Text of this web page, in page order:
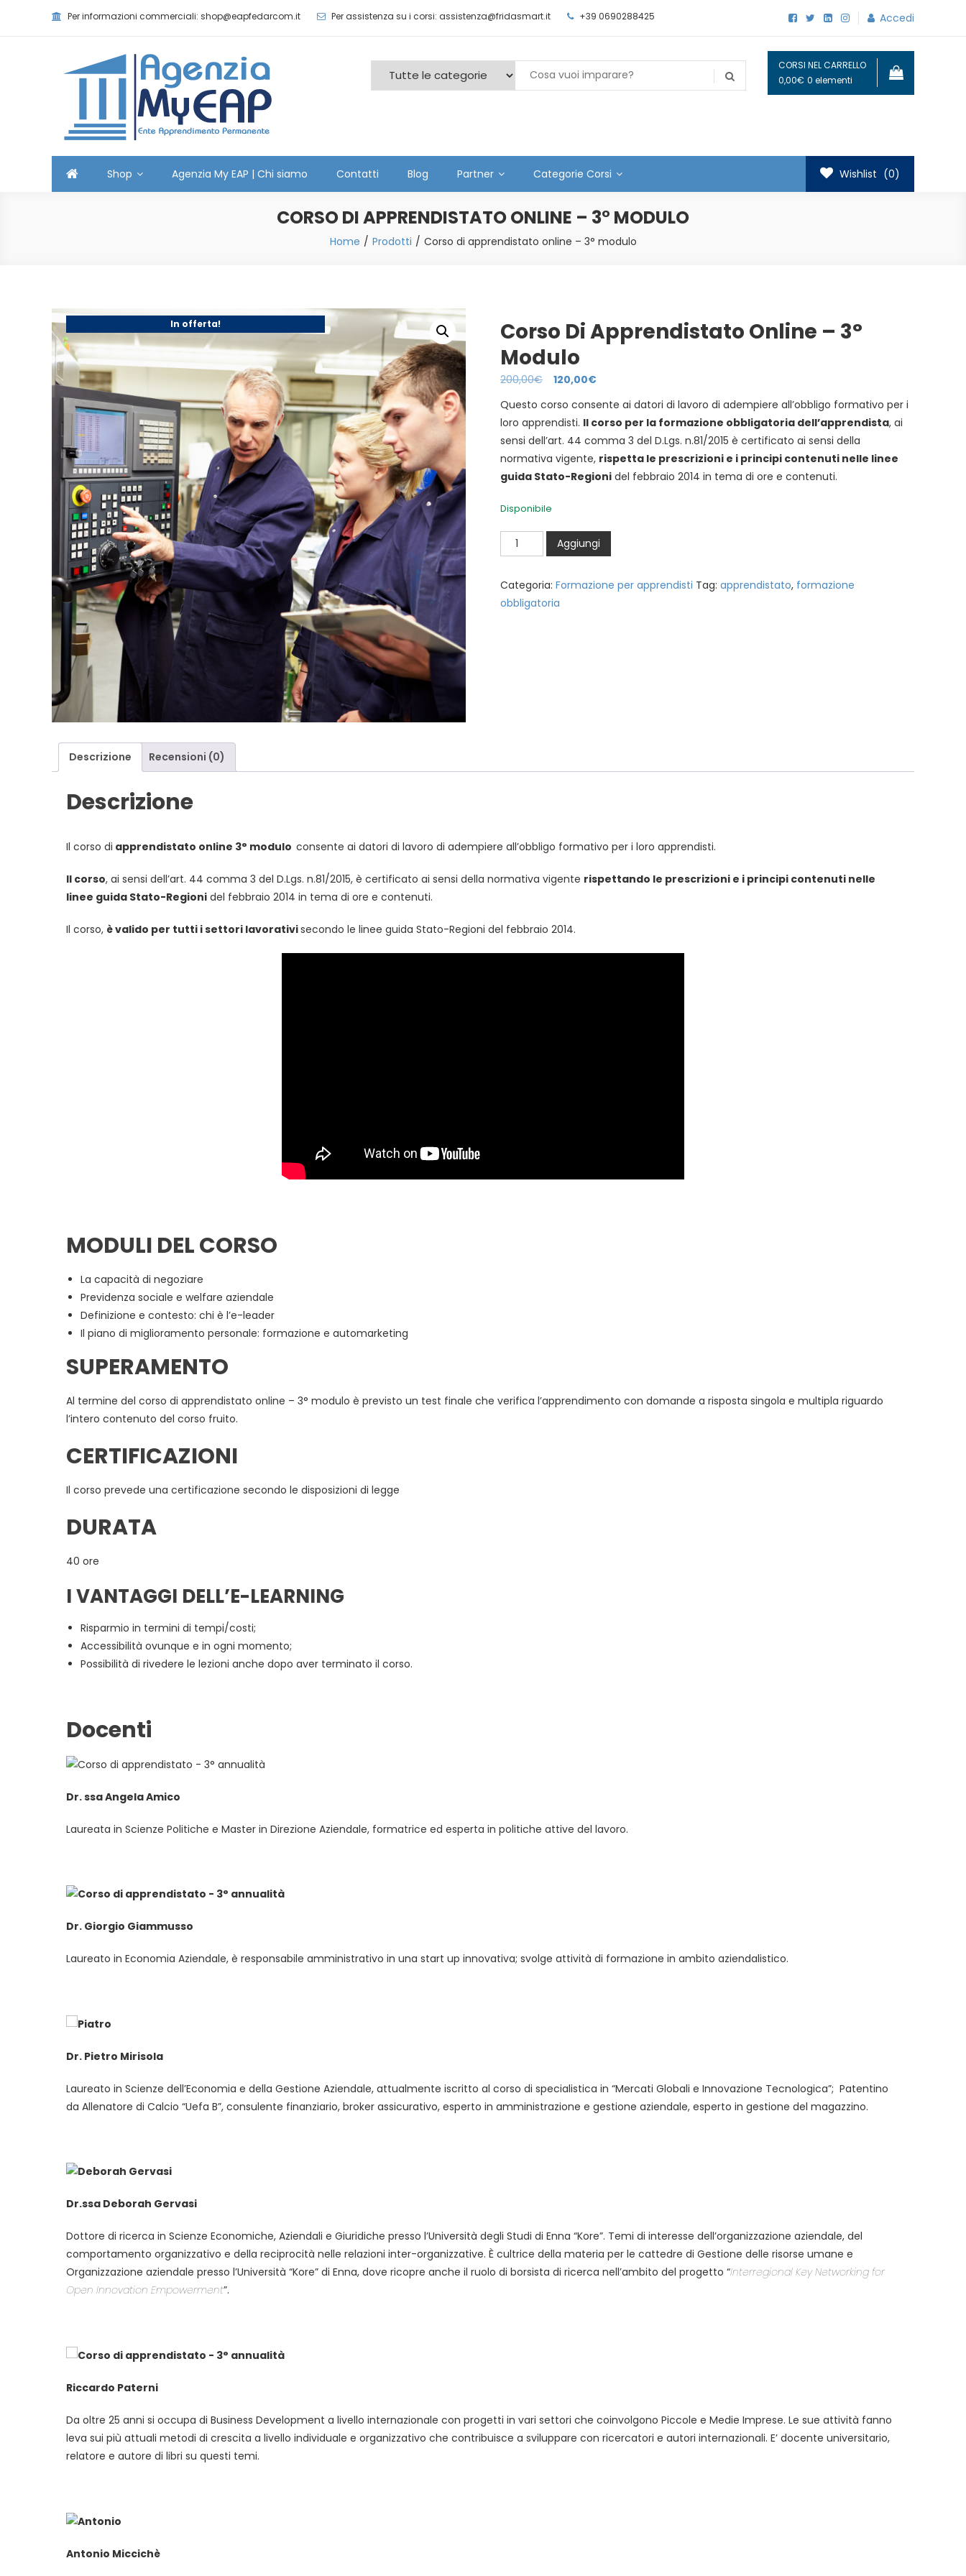
Per informazioni commerciali: shop@eapfedarcom.it Per assistenza su i corsi: assistenza@fridasmart.it +39 0690288425 Accedi
Agenzia MyEAP
CORSI NEL CARRELLO
0,00€ 0 elementi
Shop Agenzia My EAP | Chi siamo Contatti Blog Partner Categorie Corsi Wishlist (0)
CORSO DI APPRENDISTATO ONLINE – 3° MODULO
Home Prodotti Corso di apprendistato online – 3° modulo
In offerta!
Corso Di Apprendistato Online – 3°
Modulo
200,00€ 120,00€
Questo corso consente ai datori di lavoro di adempiere all’obbligo formativo per i
loro apprendisti. Il corso per la formazione obbligatoria dell’apprendista, ai
sensi dell’art. 44 comma 3 del D.Lgs. n.81/2015 è certificato ai sensi della
normativa vigente, rispetta le prescrizioni e i principi contenuti nelle linee
guida Stato-Regioni del febbraio 2014 in tema di ore e contenuti.
Disponibile
Corso
di
online
-
Aggiungi
Categoria: Formazione per apprendisti Tag: apprendistato, formazione
obbligatoria
Descrizione Recensioni (0)
Descrizione
Il corso di apprendistato online 3° modulo consente ai datori di lavoro di adempiere all’obbligo formativo per i loro apprendisti.
Il corso, ai sensi dell’art. 44 comma 3 del D.Lgs. n.81/2015, è certificato ai sensi della normativa vigente rispettando le prescrizioni e i principi contenuti nelle
linee guida Stato-Regioni del febbraio 2014 in tema di ore e contenuti.
Il corso, è valido per tutti i settori lavorativisecondo le linee guida Stato-Regioni del febbraio 2014.
MODULI DEL CORSO
La capacità di negoziare
Previdenza sociale e welfare aziendale
Definizione e contesto: chi è l’e-leader
Il piano di miglioramento personale: formazione e automarketing
SUPERAMENTO
Al termine del corso di apprendistato online – 3° modulo è previsto un test finale che verifica l’apprendimento con domande a risposta singola e multipla riguardo
l’intero contenuto del corso fruito.
CERTIFICAZIONI
Il corso prevede una certificazione secondo le disposizioni di legge
DURATA
40 ore
I VANTAGGI DELL’E-LEARNING
Risparmio in termini di tempi/costi;
Accessibilità ovunque e in ogni momento;
Possibilità di rivedere le lezioni anche dopo aver terminato il corso.
Docenti
Dr. ssa Angela Amico
Laureata in Scienze Politiche e Master in Direzione Aziendale, formatrice ed esperta in politiche attive del lavoro.
Dr. Giorgio Giammusso
Laureato in Economia Aziendale, è responsabile amministrativo in una start up innovativa; svolge attività di formazione in ambito aziendalistico.
Dr. Pietro Mirisola
Laureato in Scienze dell’Economia e della Gestione Aziendale, attualmente iscritto al corso di specialistica in “Mercati Globali e Innovazione Tecnologica”; Patentino
da Allenatore di Calcio “Uefa B”, consulente finanziario, broker assicurativo, esperto in amministrazione e gestione aziendale, esperto in gestione del magazzino.
Dr.ssa Deborah Gervasi
Dottore di ricerca in Scienze Economiche, Aziendali e Giuridiche presso l’Università degli Studi di Enna “Kore”. Temi di interesse dell’organizzazione aziendale, del
comportamento organizzativo e della reciprocità nelle relazioni inter-organizzative. È cultrice della materia per le cattedre di Gestione delle risorse umane e
Organizzazione aziendale presso l’Università “Kore” di Enna, dove ricopre anche il ruolo di borsista di ricerca nell’ambito del progetto “Interregional Key Networking for
Open Innovation Empowerment”.
Riccardo Paterni
Da oltre 25 anni si occupa di Business Development a livello internazionale con progetti in vari settori che coinvolgono Piccole e Medie Imprese. Le sue attività fanno
leva sui più attuali metodi di crescita a livello individuale e organizzativo che contribuisce a sviluppare con ricercatori e autori internazionali. E’ docente universitario,
relatore e autore di libri su questi temi.
Antonio Miccichè